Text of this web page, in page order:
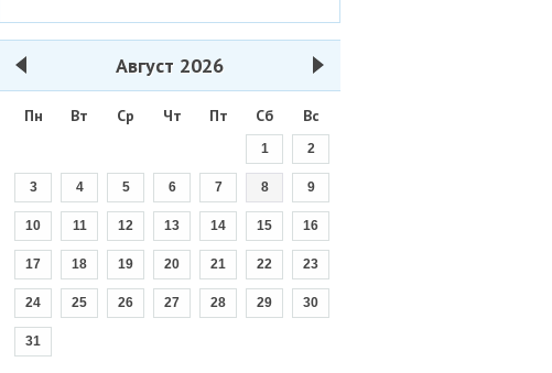
Август 2026
Пн Вт Ср Чт Пт Сб Вс
1 2
3 4 5 6 7 8 9
10 11 12 13 14 15 16
17 18 19 20 21 22 23
24 25 26 27 28 29 30
31